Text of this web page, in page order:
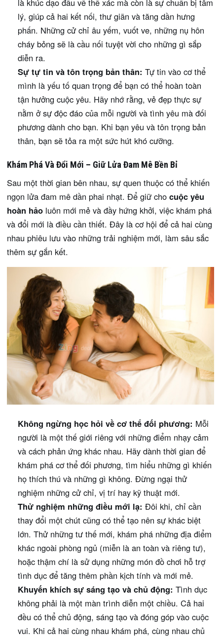
là khúc dạo đầu về thể xác mà còn là sự chuẩn bị tâm
lý, giúp cả hai kết nối, thư giãn và tăng dần hưng
phấn. Những cử chỉ âu yếm, vuốt ve, những nụ hôn
cháy bỏng sẽ là cầu nối tuyệt vời cho những gì sắp
diễn ra.
Sự tự tin và tôn trọng bản thân: Tự tin vào cơ thể
mình là yếu tố quan trọng để bạn có thể hoàn toàn
tận hưởng cuộc yêu. Hãy nhớ rằng, vẻ đẹp thực sự
nằm ở sự độc đáo của mỗi người và tình yêu mà đối
phương dành cho bạn. Khi bạn yêu và tôn trọng bản
thân, bạn sẽ tỏa ra một sức hút khó cưỡng.
Khám Phá Và Đổi Mới – Giữ Lửa Đam Mê Bền Bỉ
Sau một thời gian bên nhau, sự quen thuộc có thể khiến
ngọn lửa đam mê dần phai nhạt. Để giữ cho cuộc yêu
hoàn hảo luôn mới mẻ và đầy hứng khởi, việc khám phá
và đổi mới là điều cần thiết. Đây là cơ hội để cả hai cùng
nhau phiêu lưu vào những trải nghiệm mới, làm sâu sắc
thêm sự gắn kết.
Không ngừng học hỏi về cơ thể đối phương: Mỗi
người là một thế giới riêng với những điểm nhạy cảm
và cách phản ứng khác nhau. Hãy dành thời gian để
khám phá cơ thể đối phương, tìm hiểu những gì khiến
họ thích thú và những gì không. Đừng ngại thử
nghiệm những cử chỉ, vị trí hay kỹ thuật mới.
Thử nghiệm những điều mới lạ: Đôi khi, chỉ cần
thay đổi một chút cũng có thể tạo nên sự khác biệt
lớn. Thử những tư thế mới, khám phá những địa điểm
khác ngoài phòng ngủ (miễn là an toàn và riêng tư),
hoặc thậm chí là sử dụng những món đồ chơi hỗ trợ
tình dục để tăng thêm phần kịch tính và mới mẻ.
Khuyến khích sự sáng tạo và chủ động: Tình dục
không phải là một màn trình diễn một chiều. Cả hai
đều có thể chủ động, sáng tạo và đóng góp vào cuộc
vui. Khi cả hai cùng nhau khám phá, cùng nhau chủ